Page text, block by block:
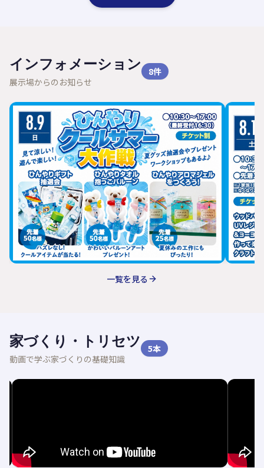
インフォメーション
展示場からのお知らせ
8件
一覧を見る
家づくり・トリセツ
動画で学ぶ家づくりの基礎知識
5本